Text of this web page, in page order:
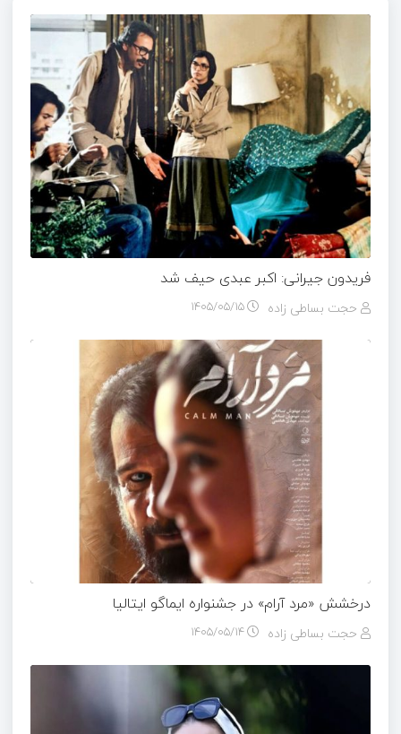
فریدون جیرانی: اکبر عبدی حیف شد
حجت بساطی زاده ۱۴۰۵/۰۵/۱۵
درخشش «مرد آرام» در جشنواره ایماگو ایتالیا
حجت بساطی زاده ۱۴۰۵/۰۵/۱۴